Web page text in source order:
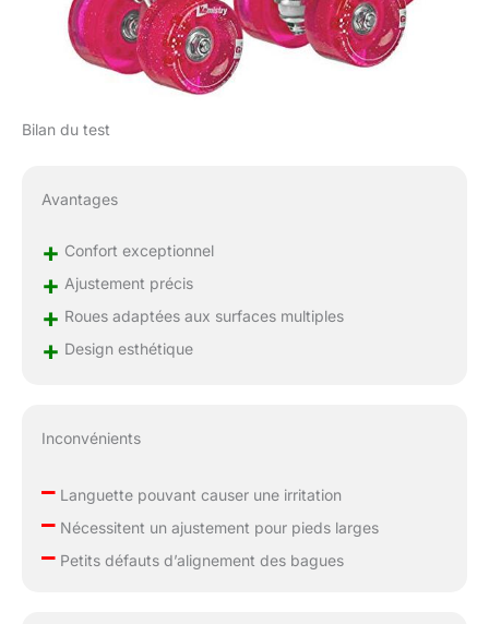
Bilan du test
Avantages
+ Confort exceptionnel
+ Ajustement précis
+ Roues adaptées aux surfaces multiples
+ Design esthétique
Inconvénients
–Languette pouvant causer une irritation
–Nécessitent un ajustement pour pieds larges
–Petits défauts d’alignement des bagues